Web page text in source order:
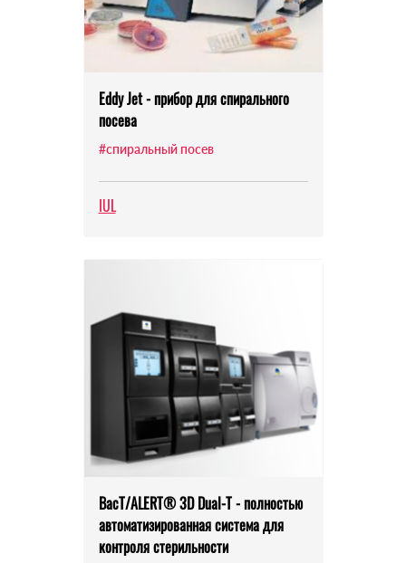
Eddy Jet - прибор для спирального
посева
#спиральный посев
IUL
BacT/ALERT® 3D Dual-T - полностью
автоматизированная система для
контроля стерильности